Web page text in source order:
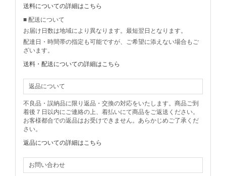
送料についての詳細はこちら
■ 配送について
お届け日数は地域により異なります。最短翌日となります。
配達日・時間帯の指定も可能ですが、ご希望に添えない場合もご
ざいます。
送料・配送についての詳細はこちら
返品について
不良品・誤納品に限り返品・交換の対応をいたします。商品ご到
着後７日以内にご連絡の上、着払いにて商品をご返送ください。
お客様都合での返品はお受けできません。あらかじめご了承くだ
さい。
返品についての詳細はこちら
お問い合わせ